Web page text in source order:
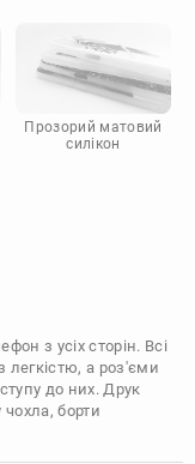
Прозорий матовий
силікон
з усіх сторін. Всі
легкістю, а роз'єми
до них. Друк
борти